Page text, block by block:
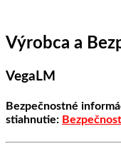
Výrobca a
VegaLM
Bezpečnostné
stiahnutie: Bezpečnosť